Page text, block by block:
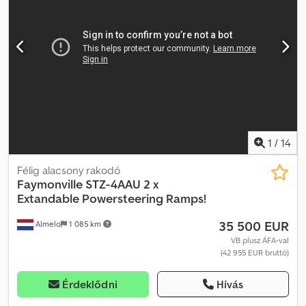
1 / 14
Almelo 1 085 km
Félig alacsony rakodó
Faymonville STZ-4AAU 2 x
Extandable Powersteering Ramps!
35 500 EUR
VB plusz ÁFA-val
(42 955 EUR bruttó)
Érdeklődni Hívás